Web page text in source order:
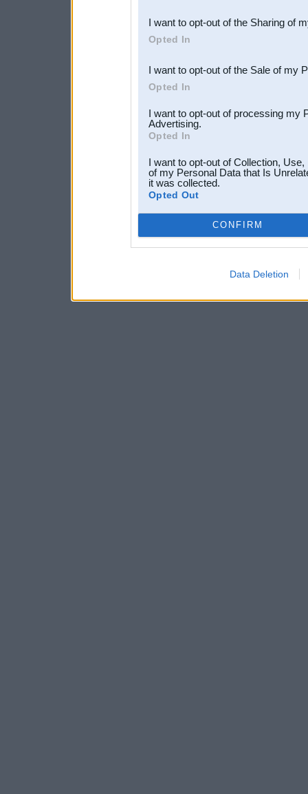
Downstream Participants
third parties.
I want to opt-out of the Sharing of
Opted In
I want to opt-out of the Sale of my
Opted In
I want to opt-out of processing my
Advertising.
Opted In
I want to opt-out of Collection,
of my Personal Data that Is
it was collected.
Opted Out
CONFIRM
Data Deletion